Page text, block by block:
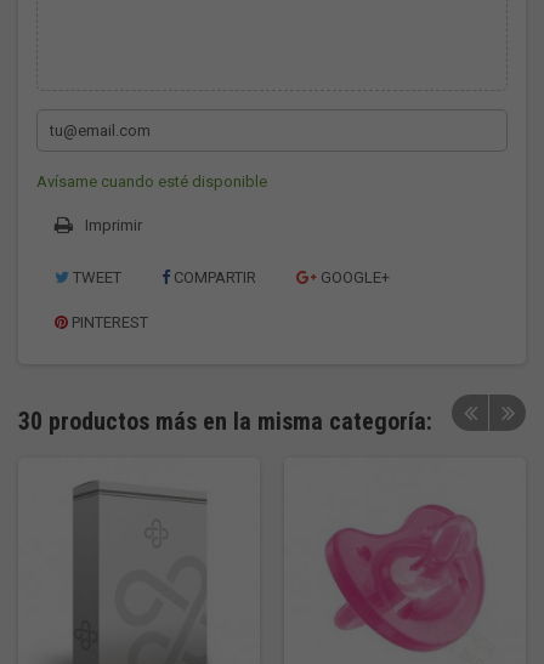
Avísame cuando esté disponible
Imprimir
TWEET COMPARTIR GOOGLE+
PINTEREST
30 productos más en la misma categoría: